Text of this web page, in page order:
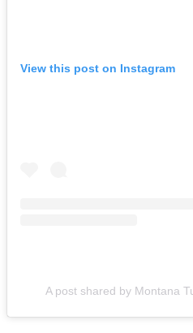
View this post on Instagram
A post shared by Montana